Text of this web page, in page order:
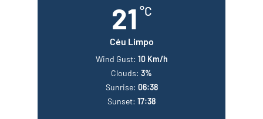
21 °C
Céu Limpo
Wind Gust: 10 Km/h
Clouds: 3%
Sunrise: 06:38
Sunset: 17:38